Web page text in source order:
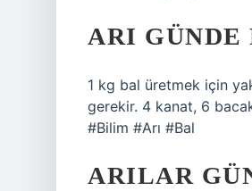
ARI
1 kg bal üretmek için
gerekir. 4 kanat, 6
#Bilim #Arı #Bal
ARILAR